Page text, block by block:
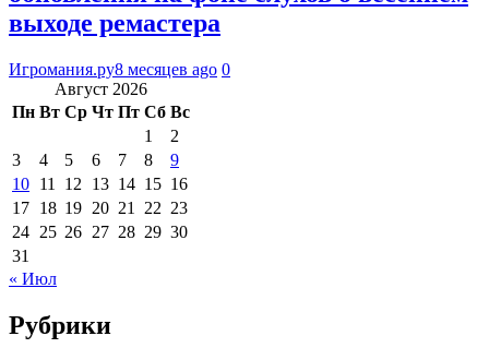
выходе ремастера
Игромания.ру8 месяцев ago 0
Август 2026
Пн Вт Ср Чт Пт Сб Вс
1
2
3
4 5 6 7 8
9
10 11 12 13 14 15 16
17 18 19 20 21 22 23
24 25 26 27 28 29 30
31
« Июл
Рубрики